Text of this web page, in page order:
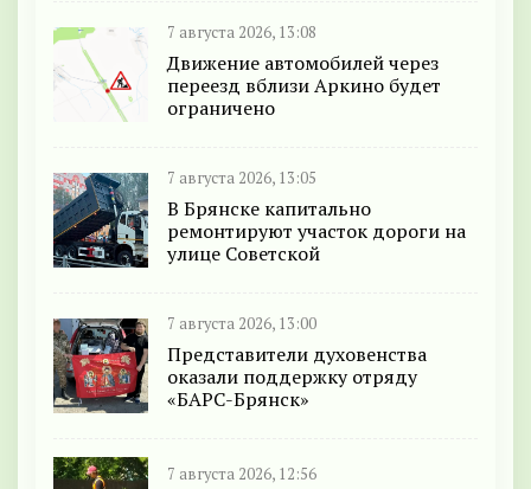
7 августа 2026, 13:08
Движение автомобилей через
переезд вблизи Аркино будет
ограничено
7 августа 2026, 13:05
В Брянске капитально
ремонтируют участок дороги на
улице Советской
7 августа 2026, 13:00
Представители духовенства
оказали поддержку отряду
«БАРС-Брянск»
7 августа 2026, 12:56